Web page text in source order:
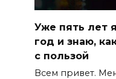
Уже пять лет
год и знаю,
с пользой
Всем привет.